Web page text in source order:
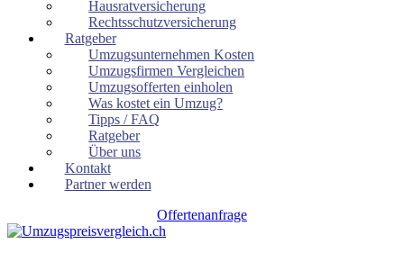
Hausratversicherung
Rechtsschutzversicherung
Ratgeber
Umzugsunternehmen Kosten
Umzugsfirmen Vergleichen
Umzugsofferten einholen
Was kostet ein Umzug?
Tipps / FAQ
Ratgeber
Über uns
Kontakt
Partner werden
Offertenanfrage